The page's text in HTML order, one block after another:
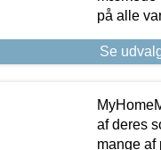
på alle
Se
af deres
mange af